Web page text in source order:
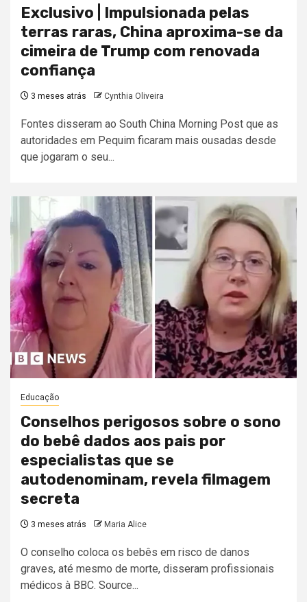
Exclusivo | Impulsionada pelas
terras raras, China aproxima-se da
cimeira de Trump com renovada
confiança
3 meses atrás Cynthia Oliveira
Fontes disseram ao South China Morning Post que as
autoridades em Pequim ficaram mais ousadas desde
que jogaram o seu...
Educação
Conselhos perigosos sobre o sono
do bebê dados aos pais por
especialistas que se
autodenominam, revela filmagem
secreta
3 meses atrás Maria Alice
O conselho coloca os bebês em risco de danos
graves, até mesmo de morte, disseram profissionais
médicos à BBC. Source...